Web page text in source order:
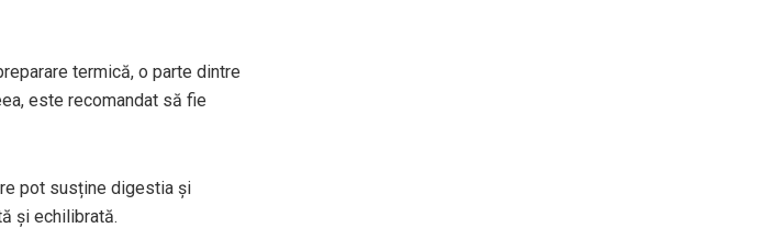
termică, o parte dintre
este recomandat să fie
pot susține digestia și
și echilibrată.